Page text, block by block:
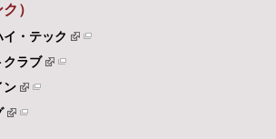
）
・テック
クラブ
ン